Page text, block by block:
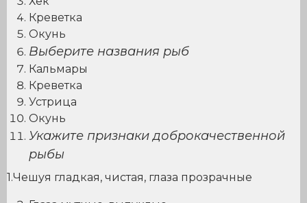
Креветка
Окунь
Выберите названия рыб
Кальмары
Креветка
Устрица
Окунь
Укажите признаки доброкачественной
рыбы
1.Чешуя гладкая, чистая, глаза прозрачные